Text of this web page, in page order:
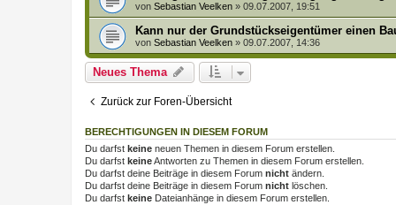
von Sebastian Veelken » 09.07.2007, 19:51
Kann nur der Grundstückseigentümer einen
von Sebastian Veelken » 09.07.2007, 14:36
Neues Thema
Zurück zur Foren-Übersicht
BERECHTIGUNGEN IN DIESEM FORUM
Du darfst keine neuen Themen in diesem Forum erstellen.
Du darfst keineAntworten zu Themen in diesem Forum erstellen.
Du darfst deine Beiträge in diesem Forum nicht ändern.
Du darfst deine Beiträge in diesem Forum nicht löschen.
Du darfst keine Dateianhänge in diesem Forum erstellen.